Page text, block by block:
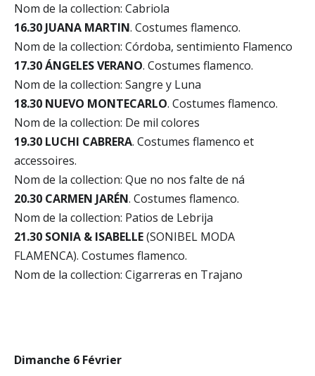
Nom de la collection: Cabriola
16.30 JUANA MARTIN. Costumes flamenco.
Nom de la collection: Córdoba, sentimiento Flamenco
17.30 ÁNGELES VERANO. Costumes flamenco.
Nom de la collection: Sangre y Luna
18.30 NUEVO MONTECARLO. Costumes flamenco.
Nom de la collection: De mil colores
19.30 LUCHI CABRERA. Costumes flamenco et
accessoires.
Nom de la collection: Que no nos falte de ná
20.30 CARMEN JARÉN. Costumes flamenco.
Nom de la collection: Patios de Lebrija
21.30 SONIA & ISABELLE(SONIBEL MODA
FLAMENCA). Costumes flamenco.
Nom de la collection: Cigarreras en Trajano
Dimanche 6 Février